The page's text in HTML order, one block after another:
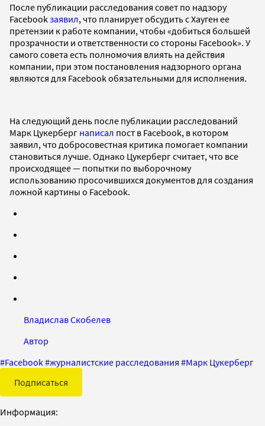
После публикации расследования совет по надзору
Facebookзаявил, что планирует обсудить с Хауген ее
претензии к работе компании, чтобы «добиться большей
прозрачности и ответственности со стороны Facebook». У
самого совета есть полномочия влиять на действия
компании, при этом постановления надзорного органа
являются для Facebook обязательными для исполнения.
На следующий день после публикации расследований
Марк Цукерберг написал пост в Facebook, в котором
заявил, что добросовестная критика помогает компании
становиться лучше. Однако Цукерберг считает, что все
происходящее — попытки по выборочному
использованию просочившихся документов для создания
ложной картины о Facebook.
Владислав Скобелев
Автор
#Facebook#журналистские расследования #Марк Цукерберг
Подписаться
Информация: